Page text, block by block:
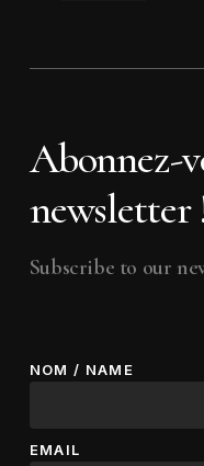
Abonnez-
newsletter
Subscribe to our
NOM / NAME
EMAIL